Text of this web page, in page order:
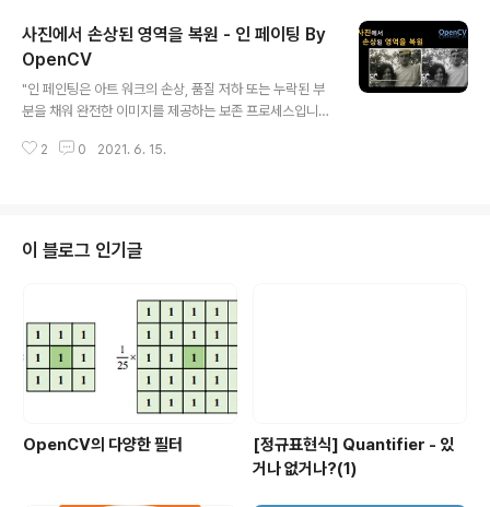
택했다면 마우스 드래그를 검사 마우스 드래그 시 좌표 이
동 & 화면 표시 마우스 왼쪽 버튼이 떼어졌을 때의 좌표 기
록 def onMouse(event, x, y, flags, param): global
srcQuad, dragSrc, ptOld, src if event == cv2.EV
rm..
사진에서 손상된 영역을 복원 - 인 페이팅 By
OpenCV
"인 페인팅은 아트 워크의 손상, 품질 저하 또는 누락된 부
분을 채워 완전한 이미지를 제공하는 보존 프로세스입니
쇄, 3차원 조각 또는 디지털 이미지 및 비디오와 같은 물리
을 이용하여서 간단하게 inpaint를 실습해보도록 해보도
록 하겠습니다. 개발환경 Visual Studio Code 1.56.2 o
aug Step 1. Clone Repositery git clone https://git
hu..
2 0 2021. 6. 15.
이 블로그 인기글
OpenCV의 다양한 필터
[정규표현식] Quantifier - 있
거나 없거나?(1)